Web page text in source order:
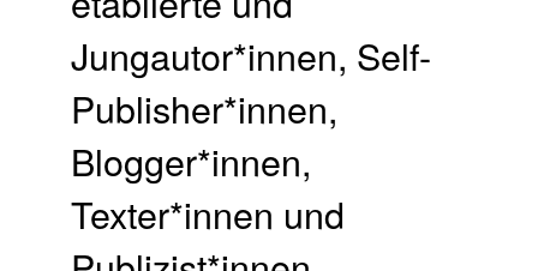
Jungautor*innen, Self-
Publisher*innen,
Blogger*innen,
Texter*innen und